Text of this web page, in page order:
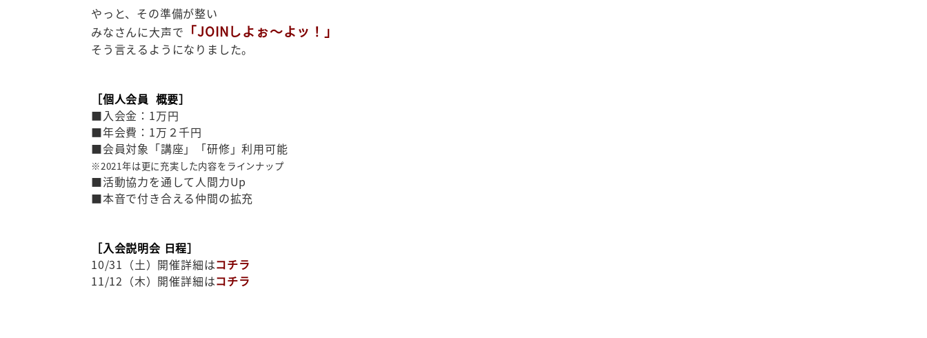
やっと、その準備が整い
みなさんに大声で 「JOINしよぉ～よッ！」
そう言えるようになりました。
［個人会員 概要］
■入会金：1万円
■年会費：1万２千円
■会員対象「講座」「研修」利用可能
※2021年は更に充実した内容をラインナップ
■活動協力を通して人間力Up
■本音で付き合える仲間の拡充
［入会説明会 日程］
10/31（土）開催詳細はコチラ
11/12（木）開催詳細はコチラ